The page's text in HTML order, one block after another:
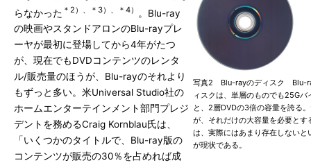
写真2 Blu-rayのディスク Blu-
ィスクは、単層のものでも25Gバ
と、2層DVDの3倍の容量を誇る
が、それだけの大容量を必要とす
は、実際にはあまり存在しないと
が現状である。
らなかった ＊2）、＊3）、＊4）
。Blu-ray
の映画やスタンドアロンのBlu-rayプレ
ーヤが最初に登場してから4年がたつ
が、現在でもDVDコンテンツのレンタ
ル/販売量のほうが、Blu-rayのそれより
もずっと多い。米Universal Studio社の
ホームエンターテインメント部門プレジ
デントを務めるCraig Kornblau氏は、
「いくつかのタイトルで、Blu-ray版の
コンテンツが販売の30％を占めれば成